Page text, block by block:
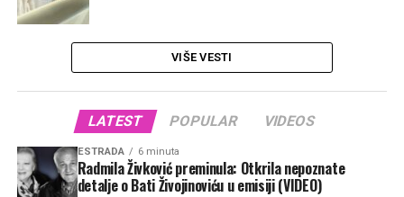
VIŠE VESTI
LATEST POPULAR VIDEOS
ESTRADA 6 minuta
Radmila Živković preminula: Otkrila nepoznate
detalje o Bati Živojinoviću u emisiji (VIDEO)